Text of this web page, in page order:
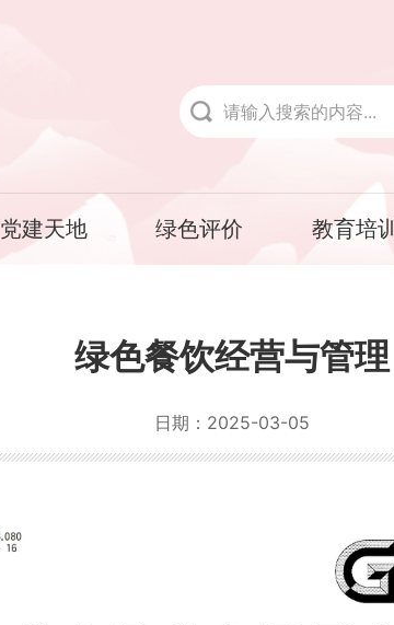
党建天地 绿色评价 教育培训
绿色餐饮经营与管理
日期： 2025-03-05